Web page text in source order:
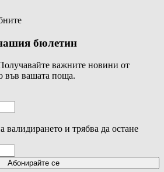
бюлетин
важните новини от
във вашата поща.
валидирането и трябва да остане